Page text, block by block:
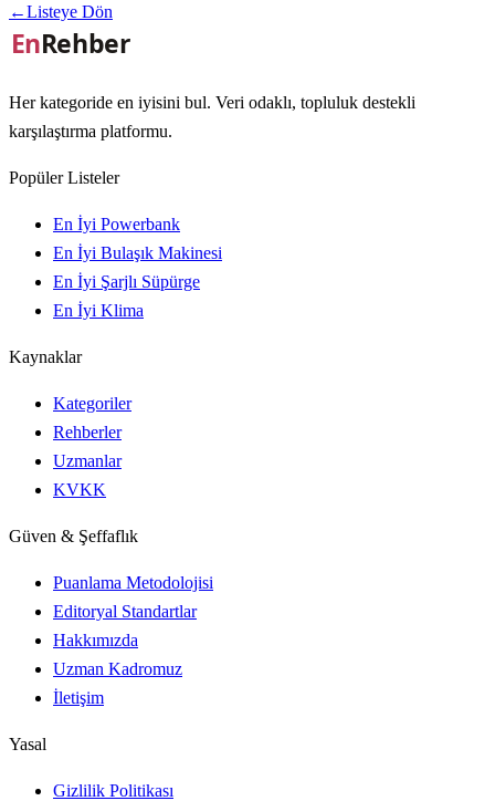
←Listeye Dön
Her kategoride en iyisini bul. Veri odaklı, topluluk destekli
karşılaştırma platformu.
Popüler Listeler
En İyi Powerbank
En İyi Bulaşık Makinesi
En İyi Şarjlı Süpürge
En İyi Klima
Kaynaklar
Kategoriler
Rehberler
Uzmanlar
KVKK
Güven & Şeffaflık
Puanlama Metodolojisi
Editoryal Standartlar
Hakkımızda
Uzman Kadromuz
İletişim
Yasal
Gizlilik Politikası